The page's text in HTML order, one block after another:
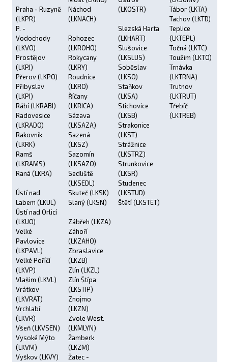
Praha - Ruzyně
(LKPR)
P. -
Vodochody
(LKVO)
Prostějov
(LKPJ)
Přerov (LKPO)
Přibyslav
(LKPI)
Rábí (LKRABI)
Radovesice
(LKRADO)
Rakovník
(LKRK)
Ramš
(LKRAMS)
Raná (LKRA)
Ústí nad
Labem (LKUL)
Ústí nad Orlicí
(LKUO)
Velké
Pavlovice
(LKPAVL)
Velké Poříčí
(LKVP)
Vlašim (LKVL)
Vrátkov
(LKVRAT)
Vrchlabí
(LKVR)
Všeň (LKVSEN)
Vysoké Mýto
(LKVM)
Vyškov (LKVY)
Náchod
(LKNACH)
Rohozec
(LKROHO)
Rokycany
(LKRY)
Roudnice
(LKRO)
Říčany
(LKRICA)
Sázava
(LKSAZA)
Sazená
(LKSZ)
Sazomín
(LKSAZO)
Sedliště
(LKSEDL)
Skuteč (LKSK)
Slaný (LKSN)
Zábřeh (LKZA)
Záhoří
(LKZAHO)
Zbraslavice
(LKZB)
Zlín (LKZL)
Zlín Štípa
(LKSTIP)
Znojmo
(LKZN)
Zvole West.
(LKMLYN)
Žamberk
(LKZM)
Žatec -
(LKOSTR)
Slezská Harta
(LKHART)
Slušovice
(LKSLUS)
Soběslav
(LKSO)
Staňkov
(LKSA)
Stichovice
(LKSB)
Strakonice
(LKST)
Strážnice
(LKSTRZ)
Strunkovice
(LKSR)
Studenec
(LKSTUD)
Štětí (LKSTET)
Tábor (LKTA)
Tachov (LKTD)
Teplice
(LKTEPL)
Točná (LKTC)
Toužim (LKTO)
Trnávka
(LKTRNA)
Trutnov
(LKTRUT)
Třebíč
(LKTREB)